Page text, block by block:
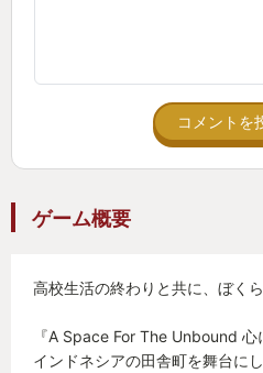
コメントを
ゲーム概要
高校生活の終わりと共に、ぼく
『A Space For The Unbound
インドネシアの田舎町を舞台に